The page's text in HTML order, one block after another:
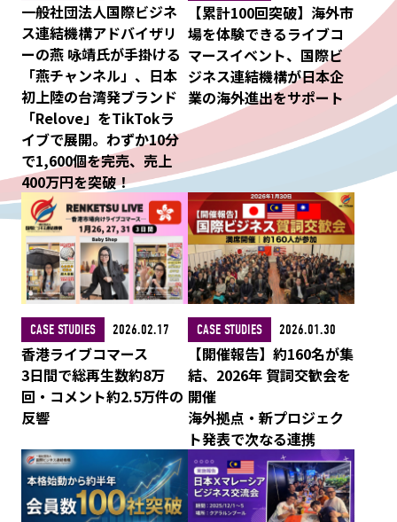
一般社団法人国際ビジネ
ス連結機構アドバイザリ
ーの燕 咏靖氏が手掛ける
「燕チャンネル」、日本
初上陸の台湾発ブランド
「Relove」をTikTokラ
イブで展開。わずか10分
で1,600個を完売、売上
400万円を突破！
【累計100回突破】海外市
場を体験できるライブコ
マースイベント、国際ビ
ジネス連結機構が日本企
業の海外進出をサポート
CASE STUDIES 2026.02.17
香港ライブコマース
3日間で総再生数約8万
回・コメント約2.5万件の
反響
CASE STUDIES 2026.01.30
【開催報告】約160名が集
結、2026年 賀詞交歓会を
開催
海外拠点・新プロジェク
ト発表で次なる連携